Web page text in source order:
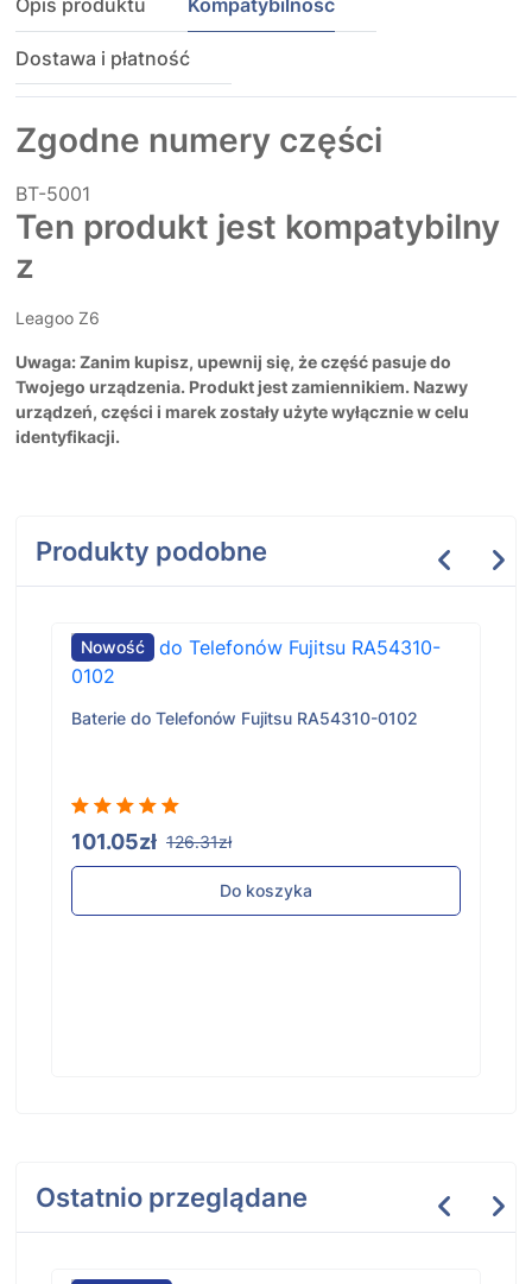
Opis produktu Kompatybilność
Dostawa i płatność
Zgodne numery części
BT-5001
Ten produkt jest kompatybilny
z
Leagoo Z6
Uwaga: Zanim kupisz, upewnij się, że część pasuje do
Twojego urządzenia. Produkt jest zamiennikiem. Nazwy
urządzeń, części i marek zostały użyte wyłącznie w celu
identyfikacji.
Produkty podobne
Nowość
Baterie do Telefonów Fujitsu RA54310-0102
101.05zł 126.31zł
Do koszyka
Ostatnio przeglądane